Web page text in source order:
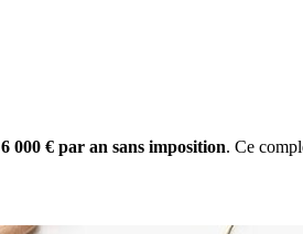
6 000 € par an sans imposition. Ce